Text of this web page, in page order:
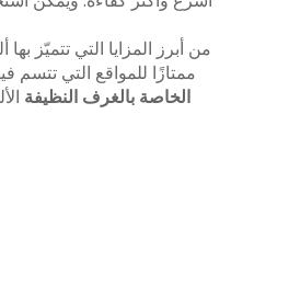
ممتازًا للمواقع التي تتسم
الخاصة بالغرف النظيفة